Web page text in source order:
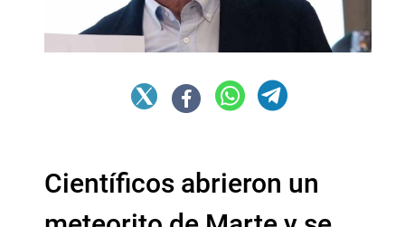
Científicos abrieron un